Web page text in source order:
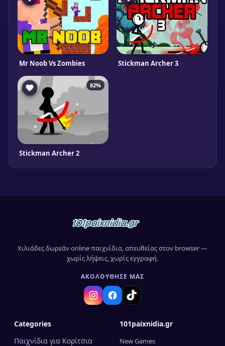
Mr Noob Vs Zombies Stickman Archer 3
82%
Stickman Archer 2
Χιλιάδες δωρεάν online παιχνίδια, απευθείας στον browser —
χωρίς λήψεις, χωρίς εγγραφή.
ΑΚΟΛΟΎΘΗΣΈ ΜΑΣ
Categories
Παιχνίδια για Κορίτσια
101paixnidia.gr
New Games